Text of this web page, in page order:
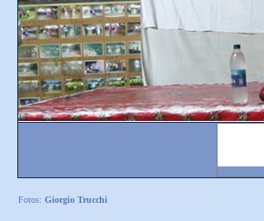
Fotos: Giorgio Trucchi